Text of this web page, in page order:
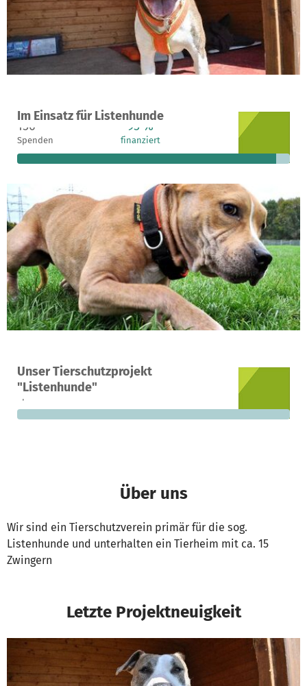
Im Einsatz für Listenhunde
Ein Projekt in Köln, Deutschland
150
Spenden
95 %
finanziert
Unser Tierschutzprojekt
"Listenhunde"
Ein Projekt in Köln, Deutschland
0 0 % 10.000 €
Über uns
Wir sind ein Tierschutzverein primär für die sog.
Listenhunde und unterhalten ein Tierheim mit ca. 15
Zwingern
Letzte Projektneuigkeit